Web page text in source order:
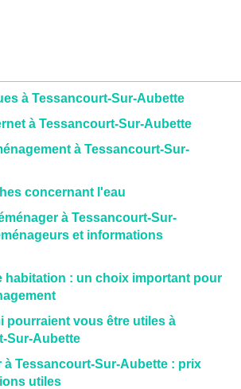
à Tessancourt-Sur-Aubette
à Tessancourt-Sur-Aubette
à Tessancourt-Sur-
concernant l'eau
à Tessancourt-Sur-
et informations
habitation : un choix important pour
pourraient vous être utiles à
Sur-Aubette
à Tessancourt-Sur-Aubette : prix
utiles